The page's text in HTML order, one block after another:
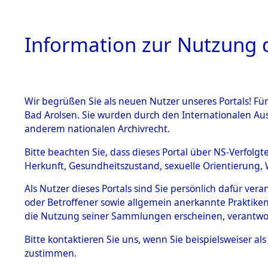
HOME
BESTÄNDE
Inhaftierungsdoku
mente
1.2.9 Beim ITS
verwahrte
1.2.9.1
Effekten aus
4Akten
HERMANOWICZ,
geb. 10. Februar 1923
Land
Information zur Nutzung
Wir begrüßen Sie als neuen Nutzer unseres Portals!
Bad Arolsen. Sie wurden durch den Internationalen
anderem nationalen Archivrecht.
Bitte beachten Sie, dass dieses Portal über NS-
Herkunft, Gesundheitszustand, sexuelle
Als Nutzer dieses Portals sind Sie persönlich dafür
oder Betroffener sowie allgemein anerkannte
die Nutzung seiner Sammlungen erscheinen,
Bitte kontaktieren Sie uns, wenn Sie beispielsweiser
zustimmen.